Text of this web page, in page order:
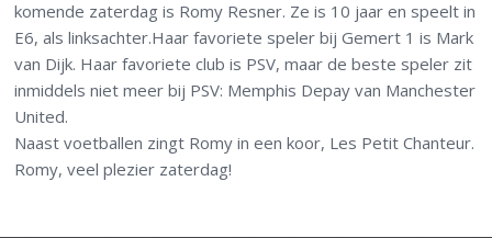
komende zaterdag is Romy Resner. Ze is 10 jaar en speelt in
E6, als linksachter.Haar favoriete speler bij Gemert 1 is Mark
van Dijk. Haar favoriete club is PSV, maar de beste speler zit
inmiddels niet meer bij PSV: Memphis Depay van Manchester
United.
Naast voetballen zingt Romy in een koor, Les Petit Chanteur.
Romy, veel plezier zaterdag!